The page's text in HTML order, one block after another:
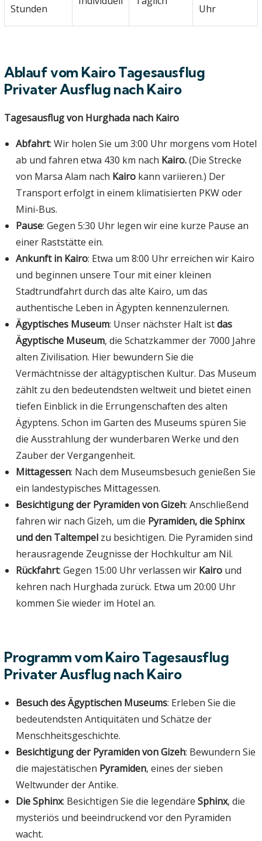
Stunden Uhr
Ablauf vom Kairo Tagesausflug
Privater Ausflug nach Kairo
Tagesausflug von Hurghada nach Kairo
Abfahrt: Wir holen Sie um 3:00 Uhr morgens vom Hotel
ab und fahren etwa 430 km nach Kairo.(Die Strecke
von Marsa Alam nach Kairo kann variieren.) Der
Transport erfolgt in einem klimatisierten PKW oder
Mini-Bus.
Pause: Gegen 5:30 Uhr legen wir eine kurze Pause an
einer Raststätte ein.
Ankunft in Kairo: Etwa um 8:00 Uhr erreichen wir Kairo
und beginnen unsere Tour mit einer kleinen
Stadtrundfahrt durch das alte Kairo, um das
authentische Leben in Ägypten kennenzulernen.
Ägyptisches Museum: Unser nächster Halt istdas
Ägyptische Museum, die Schatzkammer der 7000 Jahre
alten Zivilisation. Hier bewundern Sie die
Vermächtnisse der altägyptischen Kultur. Das Museum
zählt zu den bedeutendsten weltweit und bietet einen
tiefen Einblick in die Errungenschaften des alten
Ägyptens. Schon im Garten des Museums spüren Sie
die Ausstrahlung der wunderbaren Werke und den
Zauber der Vergangenheit.
Mittagessen: Nach dem Museumsbesuch genießen Sie
ein landestypisches Mittagessen.
Besichtigung der Pyramiden von Gizeh: Anschließend
fahren wir nach Gizeh, um die Pyramiden, die Sphinx
und den Taltempel zu besichtigen. Die Pyramiden sind
herausragende Zeugnisse der Hochkultur am Nil.
Rückfahrt: Gegen 15:00 Uhr verlassen wir Kairo und
kehren nach Hurghada zurück. Etwa um 20:00 Uhr
kommen Sie wieder im Hotel an.
Programm vom Kairo Tagesausflug
Privater Ausflug nach Kairo
Besuch des Ägyptischen Museums: Erleben Sie die
bedeutendsten Antiquitäten und Schätze der
Menschheitsgeschichte.
Besichtigung der Pyramiden von Gizeh: Bewundern Sie
die majestätischen Pyramiden, eines der sieben
Weltwunder der Antike.
Die Sphinx: Besichtigen Sie die legendäre Sphinx, die
mysteriös und beeindruckend vor den Pyramiden
wacht.